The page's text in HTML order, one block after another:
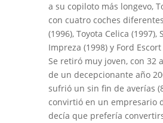
a su copiloto más longevo,
con cuatro coches
(1996), Toyota Celica (1997),
Impreza (1998) y Ford Escort
Se retiró muy joven, con 32
de un decepcionante año
sufrió un sin fin de averías
convirtió en un empresario
decía que prefería